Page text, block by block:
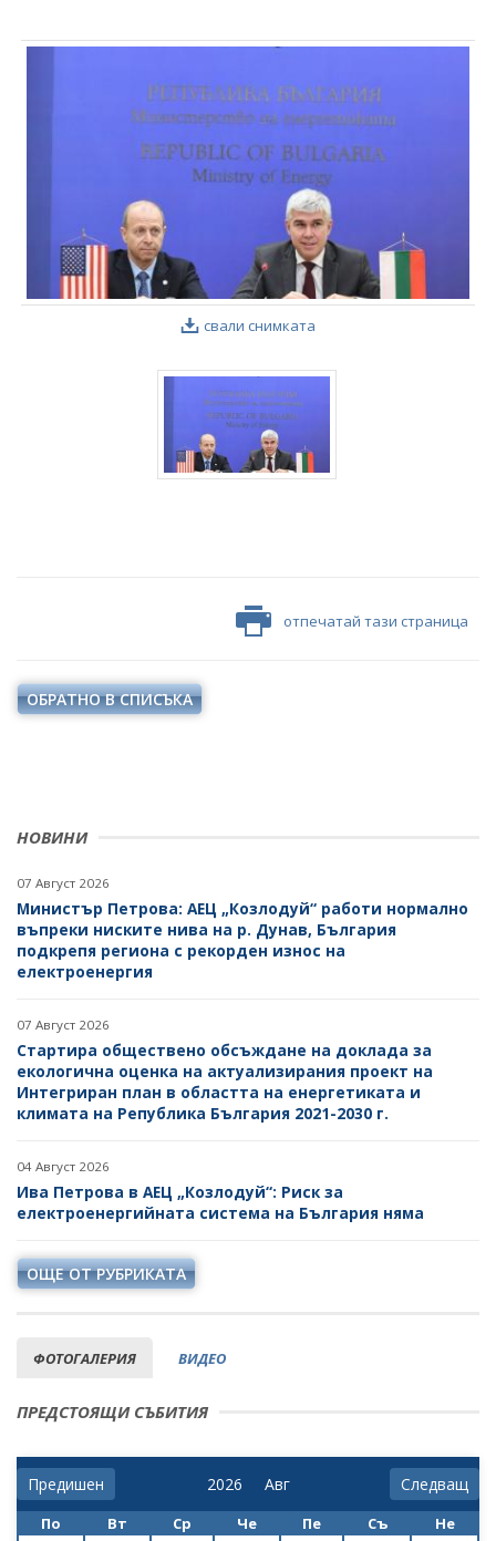
НОВИНИ
07 Август 2026
Министър Петрова: АЕЦ „Козлодуй“ работи нормално
въпреки ниските нива на р. Дунав, България
подкрепя региона с рекорден износ на
електроенергия
07 Август 2026
Стартира обществено обсъждане на доклада за
екологична оценка на актуализирания проект на
Интегриран план в областта на енергетиката и
климата на Република България 2021-2030 г.
04 Август 2026
Ива Петрова в АЕЦ „Козлодуй“: Риск за
електроенергийната система на България няма
ОЩЕ ОТ РУБРИКАТА
ФОТОГАЛЕРИЯ ВИДЕО
свали снимката
отпечатай тази страница
ОБРАТНО В СПИСЪКА
ПРЕДСТОЯЩИ СЪБИТИЯ
Предишен Следващ
По Вт Ср Че Пе Съ Не